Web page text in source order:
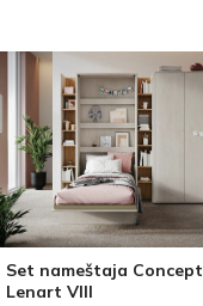
Set nameštaja Concept
Lenart VIII